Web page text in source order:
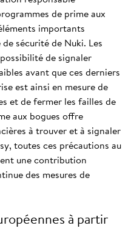
de prime aux
importants
sécurité de Nuki. Les
de signaler
avant que ces derniers
est ainsi en mesure de
et de fermer les failles de
aux bogues offre
à trouver et à signaler
toutes ces précautions au
une contribution
des mesures de
à partir